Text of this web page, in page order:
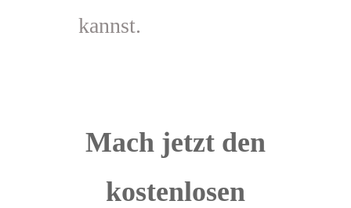
kannst.
Mach jetzt den
kostenlosen